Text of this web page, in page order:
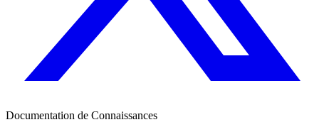
Documentation de Connaissances